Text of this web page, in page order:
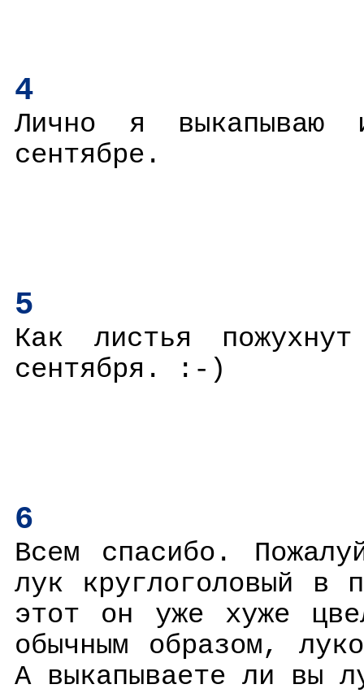
4
Лично я
сентябре.
5
Как листья
сентября. :-)
6
Всем спасибо.
лук круглоголовый в
этот он уже хуже
обычным образом,
А выкапываете ли вы